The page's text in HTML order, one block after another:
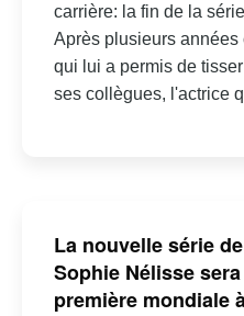
carrière: la fin de la
Après plusieurs
qui lui a permis de
ses collègues, l'actrice
La nouvelle série
Sophie Nélisse
première mondiale